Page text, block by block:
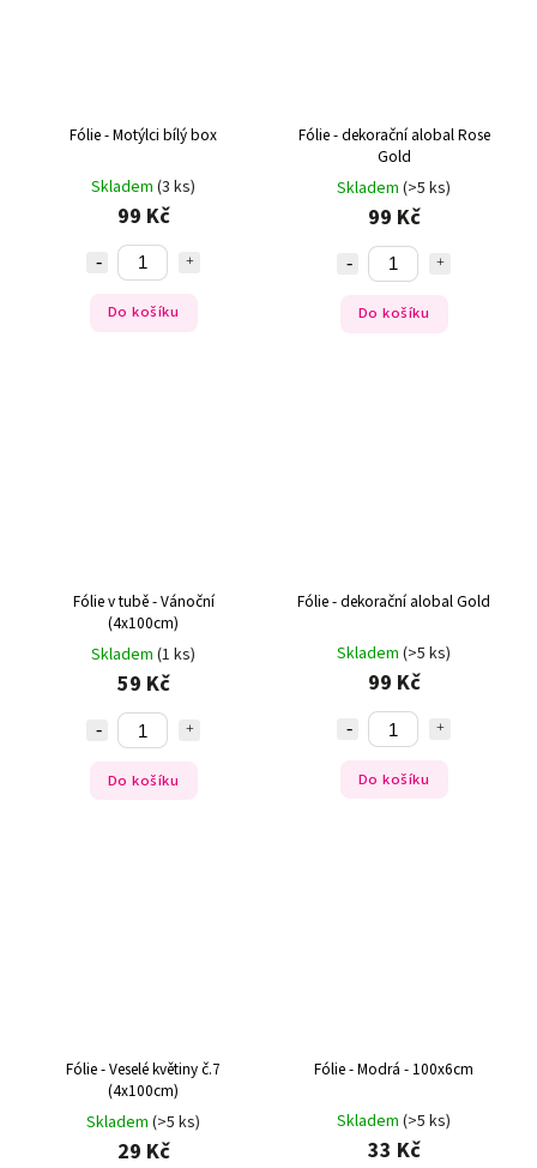
Fólie - Motýlci bílý box
Skladem (3 ks)
99 Kč
Do košíku
Fólie - dekorační alobal Rose
Gold
Skladem (>5 ks)
99 Kč
Do košíku
Fólie v tubě - Vánoční
(4x100cm)
Skladem (1 ks)
59 Kč
Do košíku
Fólie - dekorační alobal Gold
Skladem (>5 ks)
99 Kč
Do košíku
Fólie - Veselé květiny č.7
(4x100cm)
Skladem (>5 ks)
29 Kč
Fólie - Modrá - 100x6cm
Skladem (>5 ks)
33 Kč